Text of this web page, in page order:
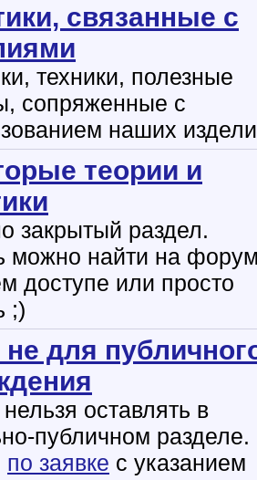
связанные с
техники, полезные
сопряженные с
наших
теории и
закрытый раздел.
можно найти на
доступе или просто
;)
для
оставлять в
публичном разделе.
по заявке с указанием